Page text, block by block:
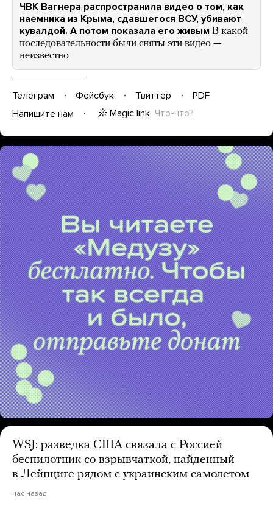
ЧВК Вагнера распространила видео о том, как
наемника из Крыма, сдавшегося ВСУ, убивают
кувалдой. А потом показала его живым В какой
последовательности были сняты эти видео —
неизвестно
Телеграм Фейсбук Твиттер
PDF
Напишите нам
Magic link Что-что?
WSJ: разведка США связала с Россией
беспилотник со взрывчаткой, найденный
в Лейпциге рядом с украинским самолетом
час назад